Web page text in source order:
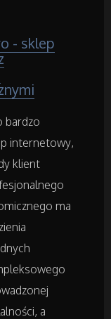
- sklep
bardzo
internetowy,
klient
ma
a